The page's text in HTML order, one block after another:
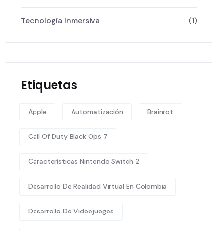
Tecnología Inmersiva (1)
Etiquetas
Apple Automatización Brainrot
Call Of Duty Black Ops 7
Características Nintendo Switch 2
Desarrollo De Realidad Virtual En Colombia
Desarrollo De Videojuegos